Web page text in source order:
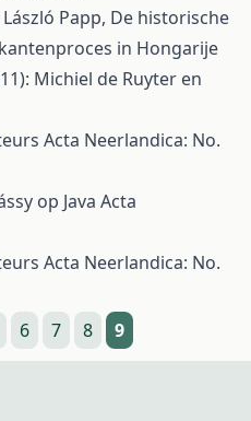
Papp, De historische
in Hongarije
Michiel de Ruyter en
Acta Neerlandica: No.
op Java Acta
Acta Neerlandica: No.
6 7 8 9